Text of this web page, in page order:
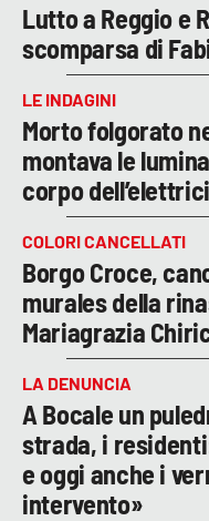
Lutto a Reggio e
scomparsa di
LE INDAGINI
Morto folgorato
montava le
corpo
COLORI CANCELLATI
Borgo Croce,
murales della
Mariagrazia
LA DENUNCIA
A Bocale un
strada, i
e oggi anche i
intervento»